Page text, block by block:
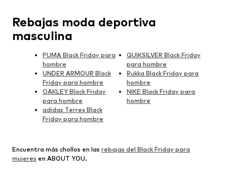
Rebajas moda deportiva
masculina
PUMA Black Friday para
hombre
UNDER ARMOUR Black
Friday para hombre
OAKLEY Black Friday
para hombre
adidas Terrex Black
Friday para hombre
QUIKSILVER Black Friday
para hombre
Rukka Black Friday para
hombre
NIKE Black Friday para
hombre
Encuentra más chollos en las rebajas del Black Friday para
mujeres en ABOUT YOU.